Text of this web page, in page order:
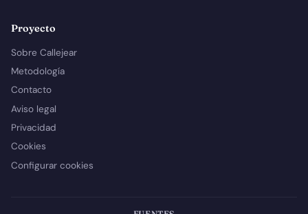
Proyecto
Sobre Callejear
Metodología
Contacto
Aviso legal
Privacidad
Cookies
Configurar cookies